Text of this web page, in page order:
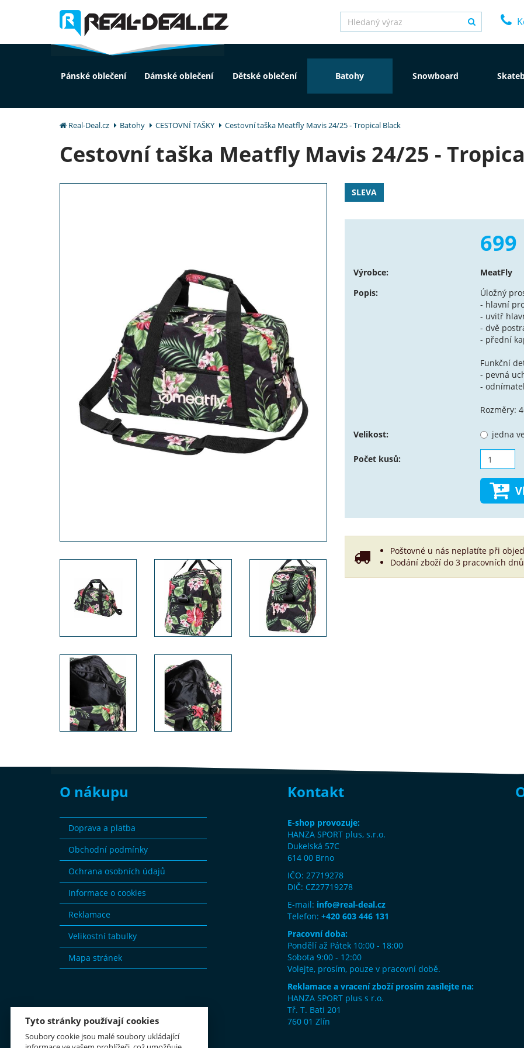
Pánské oblečení Dámské oblečení Dětské oblečení Batohy Snowboard
Real-Deal.cz Batohy CESTOVNÍ TAŠKY Cestovní taška Meatfly Mavis 24/25 - Tropical Black
Cestovní taška Meatfly Mavis 24/25 -
SLEVA
699
Výrobce:
MeatFly
Popis:
Úložný
- hlavní
- uvitř
- dvě
- přední
Funkční
- pevná
-
Rozměry:
Velikost: jedna
Počet kusů:
Poštovné u nás neplatíte při
Dodání zboží do 3 pracovních
O nákupu
Doprava a platba
Obchodní podmínky
Ochrana osobních údajů
Informace o cookies
Reklamace
Velikostní tabulky
Mapa stránek
Kontakt
E-shop provozuje:
HANZA SPORT plus, s.r.o.
Dukelská 57C
614 00 Brno
IČO: 27719278
DIČ: CZ27719278
E-mail: info@real-deal.cz
Telefon: +420 603 446 131
Pracovní doba:
Pondělí až Pátek 10:00 - 18:00
Sobota 9:00 - 12:00
Volejte, prosím, pouze v pracovní době.
Reklamace a vracení zboží prosím zasílejte na:
HANZA SPORT plus s r.o.
Tř. T. Bati 201
760 01 Zlín
Tyto stránky používají cookies
Soubory cookie jsou malé soubory ukládající